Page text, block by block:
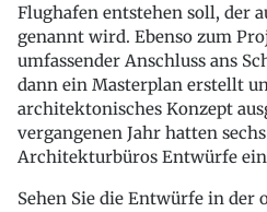
Flughafen entstehen soll, der
genannt wird. Ebenso zum
umfassender Anschluss ans
dann ein Masterplan erstellt
architektonisches Konzept
vergangenen Jahr hatten
Architekturbüros Entwürfe
Sehen Sie die Entwürfe in der